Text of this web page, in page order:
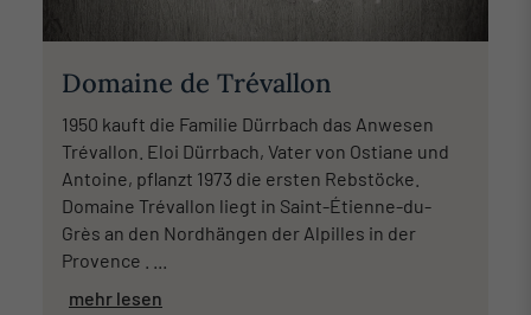
Domaine de Trévallon
1950 kauft die Familie Dürrbach das Anwesen
Trévallon. Eloi Dürrbach, Vater von Ostiane und
Antoine, pflanzt 1973 die ersten Rebstöcke.
Domaine Trévallon liegt in Saint-Étienne-du-
Grès an den Nordhängen der Alpilles in der
Provence . ...
mehr lesen